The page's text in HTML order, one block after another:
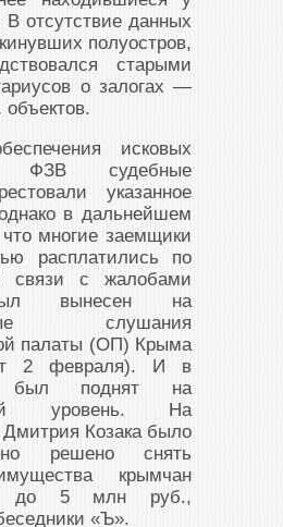
В отсутствие данных
полуостров,
старыми
о залогах —
объектов.
исковых
ФЗВ судебные
указанное
в дальнейшем
многие заемщики
расплатились по
связи с жалобами
вынесен на
слушания
палаты (ОП) Крыма
2 февраля). И в
был поднят на
уровень. На
Козака было
решено снять
крымчан
до 5 млн руб.,
«Ъ».